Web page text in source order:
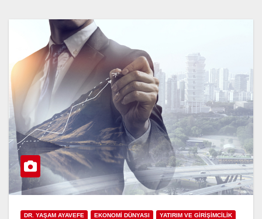
DR. YAŞAM AYAVEFE EKONOMİ DÜNYASI YATIRIM VE GİRİŞİMCİLİK